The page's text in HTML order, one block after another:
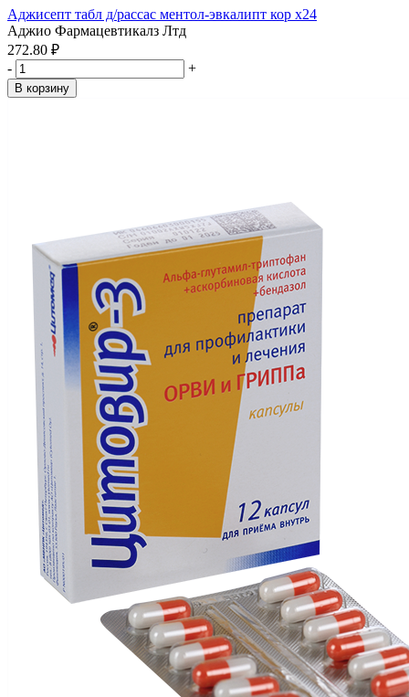
Аджисепт табл д/рассас ментол-эвкалипт кор x24
Аджио Фармацевтикалз Лтд
272.80 ₽
-
+
В корзину